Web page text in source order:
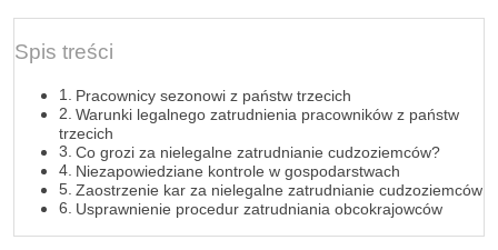
Spis treści
Pracownicy sezonowi z państw trzecich
Warunki legalnego zatrudnienia pracowników z państw
trzecich
Co grozi za nielegalne zatrudnianie cudzoziemców?
Niezapowiedziane kontrole w gospodarstwach
Zaostrzenie kar za nielegalne zatrudnianie cudzoziemców
Usprawnienie procedur zatrudniania obcokrajowców